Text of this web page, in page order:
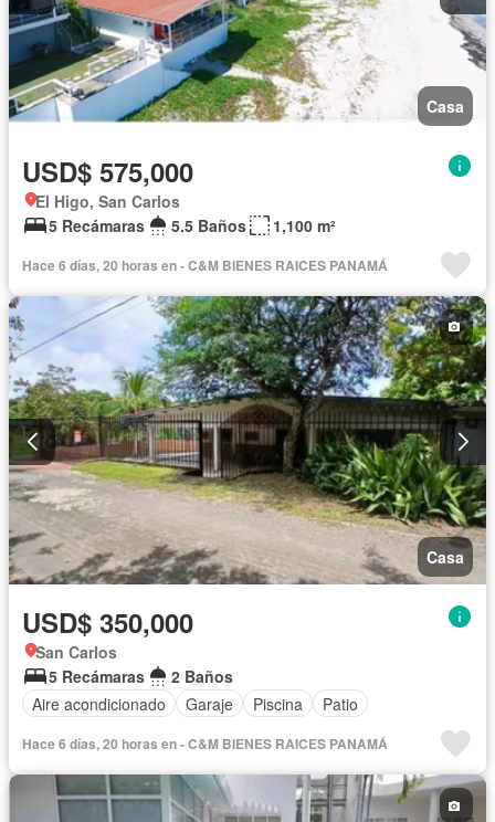
Casa
USD$ 575,000
El Higo, San Carlos
5 Recámaras
5.5 Baños 1,100 m²
Hace 6 días, 20 horas en - C&M BIENES RAICES PANAMÁ
Casa
USD$ 350,000
San Carlos
5 Recámaras
2 Baños
Aire acondicionado
Garaje Piscina Patio
Hace 6 días, 20 horas en - C&M BIENES RAICES PANAMÁ